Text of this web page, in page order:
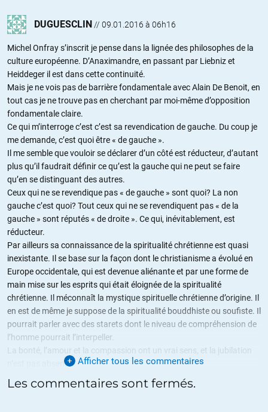
DUGUESCLIN // 09.01.2016 à 06h16
Michel Onfray s’inscrit je pense dans la lignée des philosophes de la
culture européenne. D’Anaximandre, en passant par Liebniz et
Heiddeger il est dans cette continuité.
Mais je ne vois pas de barrière fondamentale avec Alain De Benoit, en
tout cas je ne trouve pas en cherchant par moi-même d’opposition
fondamentale claire.
Ce qui m’interroge c’est c’est sa revendication de gauche. Du coup je
me demande, c’est quoi être « de gauche ».
Il me semble que vouloir se déclarer d’un côté est réducteur, d’autant
plus qu’il faudrait définir ce qu’est la gauche qui ne peut se faire
qu’en se distinguant des autres.
Ceux qui ne se revendique pas « de gauche » sont quoi? La non
gauche c’est quoi? Tout ceux qui ne se revendiquent pas « de la
gauche » sont réputés « de droite ». Ce qui, inévitablement, est
réducteur.
Par ailleurs sa connaissance de la spiritualité chrétienne est quasi
inexistante. Il se base sur la façon dont le christianisme a évolué en
Europe occidentale, qui est devenue aliénante et par une forme de
main mise sur les esprits qui était éloignée de la spiritualité
chrétienne. Il méconnaît la mystique spirituelle chrétienne d’origine. Il
en est de même je suppose de la spiritualité bouddhiste ou soufiste. Il
pourrait parler avec des starets dont le niveau de compréhension de
l’homme pourrait l’interpeller.
La bonté, l’amour et la compassion ont un vrai sens, et la jubilation
n’est pas absente.
Mais ce sujet demande un approfondissement, impossible à
développer
Afficher tous les commentaires
Les commentaires sont fermés.